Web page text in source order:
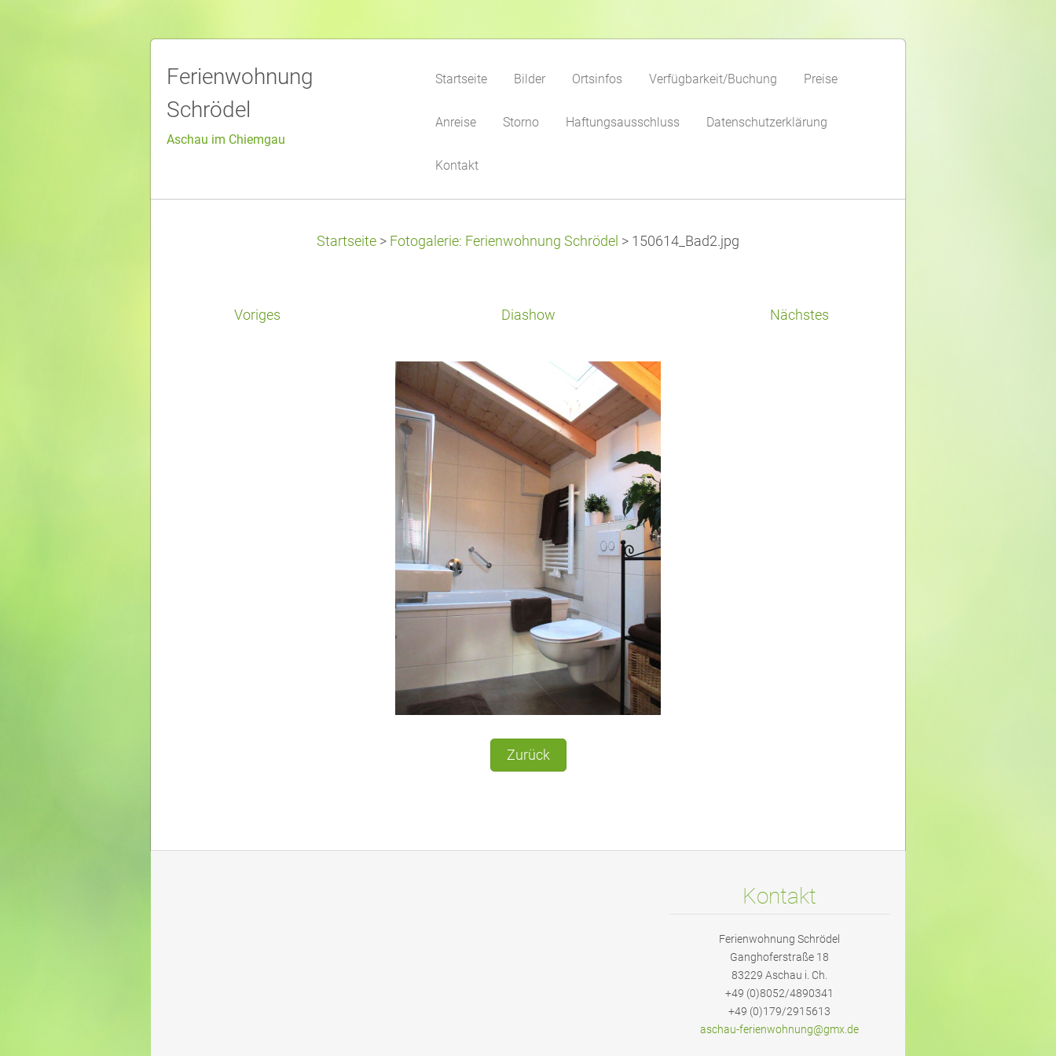
Ferienwohnung
Schrödel
Aschau im Chiemgau
Startseite Bilder Ortsinfos Verfügbarkeit/Buchung Preise
Anreise Storno Haftungsausschluss Datenschutzerklärung
Kontakt
Startseite > Fotogalerie: Ferienwohnung Schrödel > 150614_Bad2.jpg
Voriges Diashow Nächstes
Zurück
Kontakt
Ferienwohnung Schrödel
Ganghoferstraße 18
83229 Aschau i. Ch.
+49 (0)8052/4890341
+49 (0)179/2915613
aschau-ferienwohnung@gmx .de